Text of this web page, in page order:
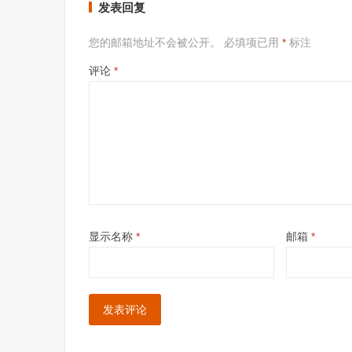
发表回复
您的邮箱地址不会被公开。 必填项已用 * 标注
评论 *
显示名称 * 邮箱 *